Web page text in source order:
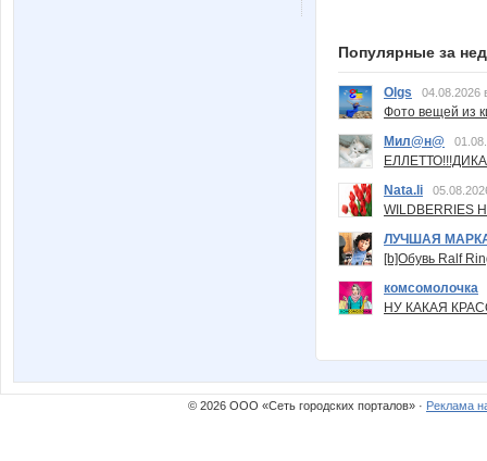
Популярные за
Olgs 04.08.2026
Фото вещей из
Мил@н@
Nata.li
ЛУЧШАЯ
[b]Обувь Ralf
комсомолочка
НУ КАКАЯ
© 2026 ООО «Сеть городских порталов» · Реклама